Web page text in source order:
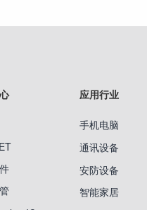
应用行业
手机电脑
通讯设备
安防设备
智能家居